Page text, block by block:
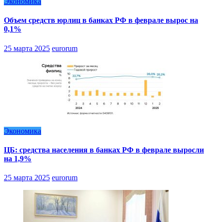
Объем средств юрлиц в банках РФ в феврале вырос на
0,1%
25 марта 2025 eurorum
Экономика
ЦБ: средства населения в банках РФ в феврале выросли
на 1,9%
25 марта 2025 eurorum